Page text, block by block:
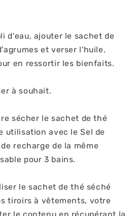
d'eau, ajouter le sachet de
et verser l'huile.
en ressortir les bienfaits.
à souhait.
sécher le sachet de thé
utilisation avec le Sel de
recharge de la même
pour 3 bains.
le sachet de thé séché
tiroirs à vêtements, votre